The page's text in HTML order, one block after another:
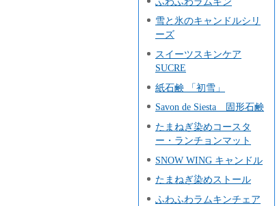
雪と氷のキャンドルシリ
ーズ
スイーツスキンケア
SUCRE
紙石鹸 「初雪」
Savon de Siesta 固形石鹸
たまねぎ染めコースタ
ー・ランチョンマット
SNOW WING キャンドル
たまねぎ染めストール
ふわふわラムキンチェア